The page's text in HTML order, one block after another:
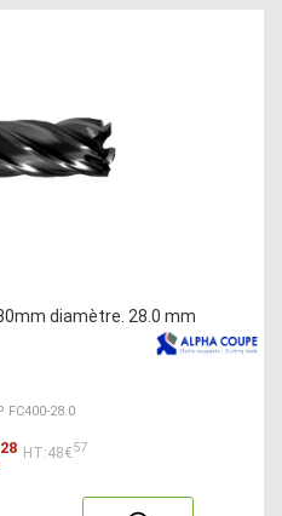
diamètre. 28.0 mm
FC400-28.0
28 HT:48€57